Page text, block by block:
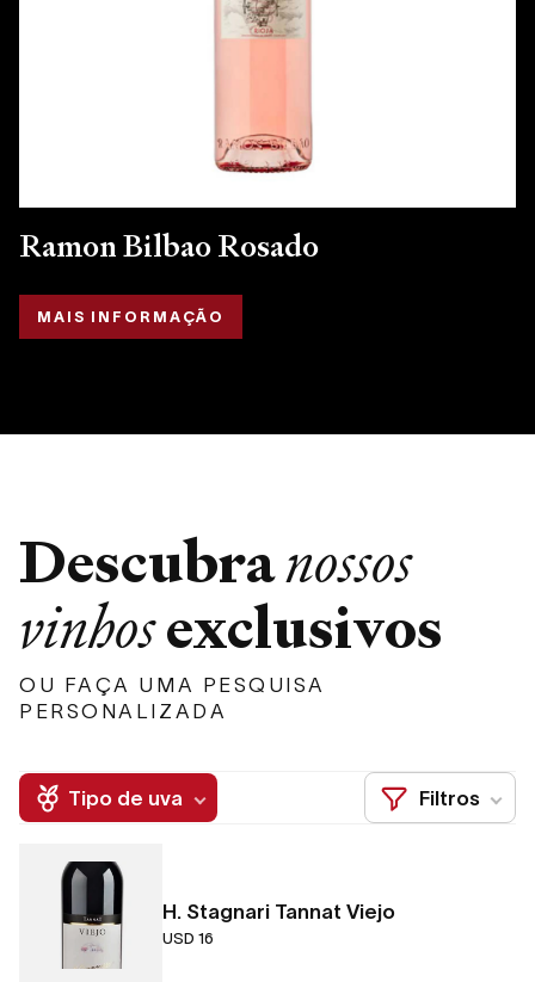
Ramon Bilbao Rosado
MAIS INFORMAÇÃO
Descubranossos
vinhosexclusivos
OU FAÇA UMA PESQUISA
PERSONALIZADA
Tipo de uva Filtros
H. Stagnari Tannat Viejo
USD 16